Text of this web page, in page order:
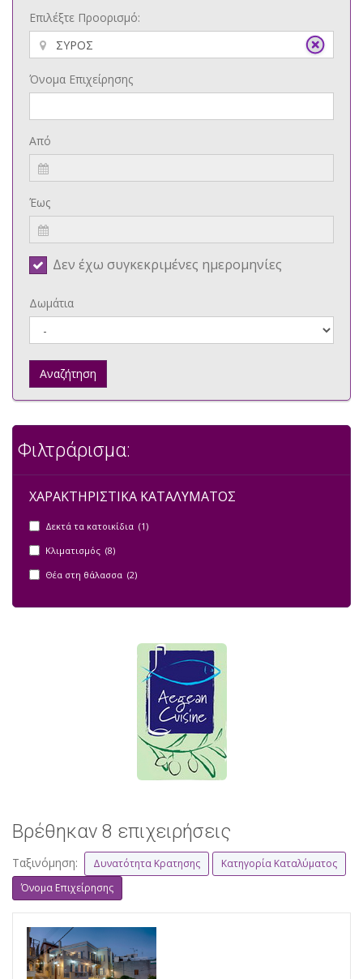
Επιλέξτε Προορισμό:
Όνομα Επιχείρησης
Από
Έως
Δεν έχω συγκεκριμένες ημερομηνίες
Δωμάτια
Αναζήτηση
Φιλτράρισμα:
ΧΑΡΑΚΤΗΡΙΣΤΙΚΑ ΚΑΤΑΛΥΜΑΤΟΣ
Δεκτά τα κατοικίδια (1)
Κλιματισμός (8)
Θέα στη θάλασσα (2)
Βρέθηκαν 8 επιχειρήσεις
Ταξινόμηση: Δυνατότητα Κρατησης
Κατηγορία Καταλύματος
Όνομα Επιχείρησης